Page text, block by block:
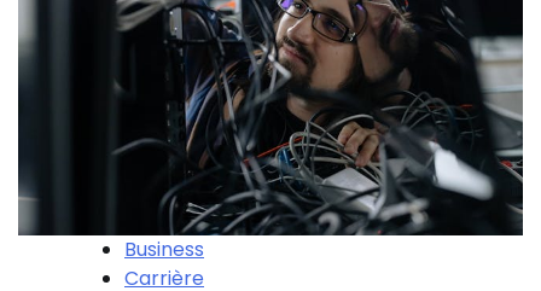
Business
Carrière